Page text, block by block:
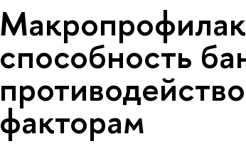
способность
факторам